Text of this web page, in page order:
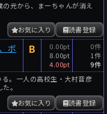
元から、まーちゃんが消え
読書登録
お気に入り
ボ
B
0.00pt
8.00pt
4.00pt
0件
1件
9件
。一人の高校生・大村音彦
。
読書登録
お気に入り